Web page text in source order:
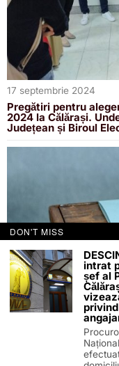
17 septembrie 2024
Pregătiri pentru
2024 la Călărași.
Județean și Biroul
DON'T MISS
intrat
șef al